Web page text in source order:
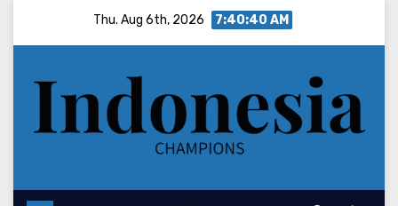
Thu. Aug 6th, 2026 7:40:41 AM